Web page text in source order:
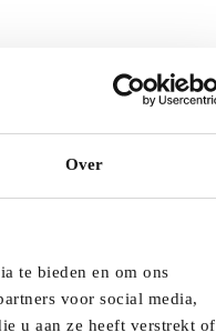
Over
te bieden en om ons
voor social media,
u aan ze heeft verstrekt of